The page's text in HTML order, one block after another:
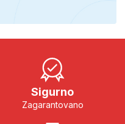
Sigurno
Zagarantovano